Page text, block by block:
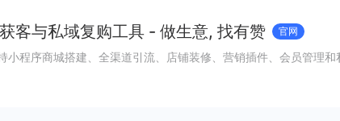
客与私域复购工具 - 做生意, 找有赞 官网
小程序商城搭建、全渠道引流、店铺装修、营销插件、会员管理